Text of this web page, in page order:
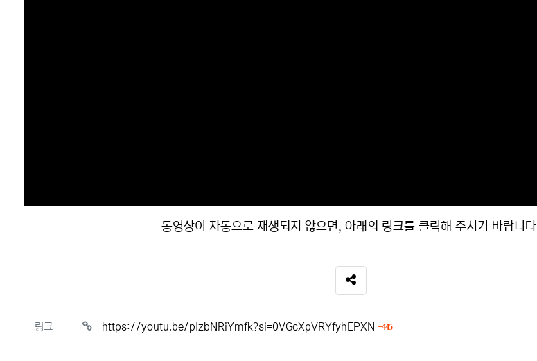
동영상이 자동으로 재생되지 않으면, 아래의 링크를 클릭해 주시기 바랍니다.
SNS 공유
관련자료
링크 https://youtu.be/pIzbNRiYmfk?si=0VGcXpVRYfyhEPXN 445회 연결